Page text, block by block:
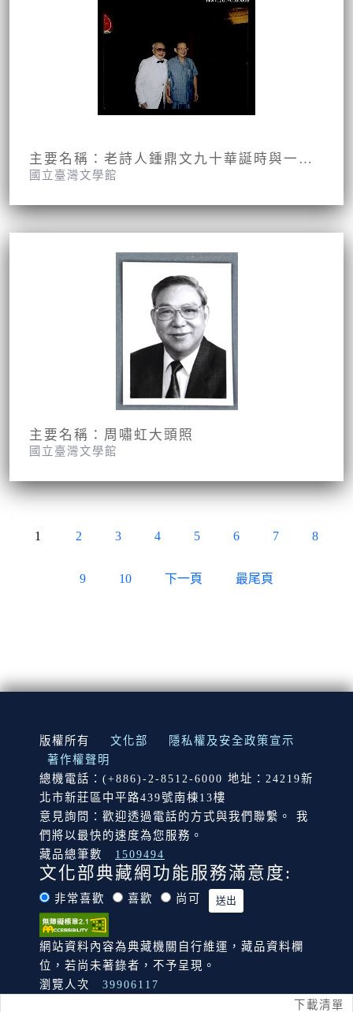
下載清單
主要名稱：老詩人鍾鼎文九十華誕時與一信合照
國立臺灣文學館
主要名稱：周嘯虹大頭照
國立臺灣文學館
1 2 3 4 5 6 7 8
9 10 下一頁 最尾頁
:::
版權所有 文化部
隱私權及安全政策宣示
著作權聲明
總機電話：(+886)-2-8512-6000 地址：24219新
北市新莊區中平路439號南棟13樓
意見詢問：歡迎透過電話的方式與我們聯繫。 我
們將以最快的速度為您服務。
藏品總筆數
1509494
文化部典藏網功能服務滿意度:
非常喜歡 喜歡 尚可
網站資料內容為典藏機關自行維運，藏品資料欄
位，若尚未著錄者，不予呈現。
瀏覽人次
39906117